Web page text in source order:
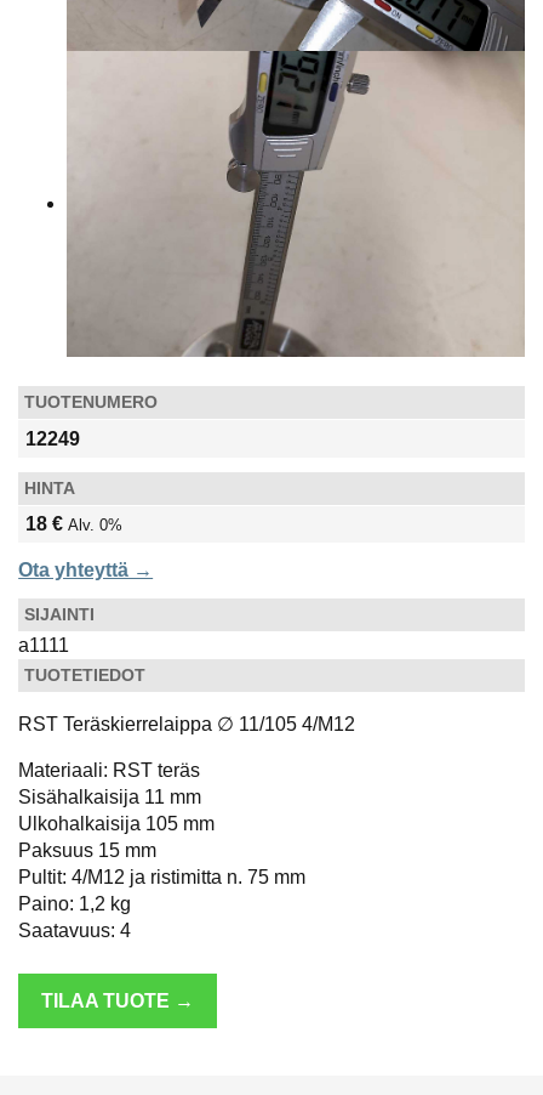
TUOTENUMERO
12249
HINTA
18 € Alv. 0%
Ota yhteyttä →
SIJAINTI
a1111
TUOTETIEDOT
RST Teräskierrelaippa ∅ 11/105 4/M12
Materiaali: RST teräs
Sisähalkaisija 11 mm
Ulkohalkaisija 105 mm
Paksuus 15 mm
Pultit: 4/M12 ja ristimitta n. 75 mm
Paino: 1,2 kg
Saatavuus: 4
TILAA TUOTE →